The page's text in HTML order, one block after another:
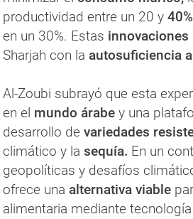
productividad entre un 20 y 40%
en un 30%. Estas innovaciones
Sharjah con la autosuficiencia
Al-Zoubi subrayó que esta
en el mundo árabe y una
desarrollo de variedades
climático y la sequía. En un
geopolíticas y desafíos
ofrece una alternativa viable
alimentaria mediante